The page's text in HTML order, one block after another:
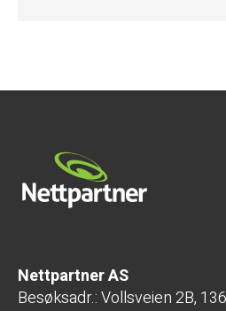
Nettpartner AS
Besøksadr.: Vollsveien 2B,